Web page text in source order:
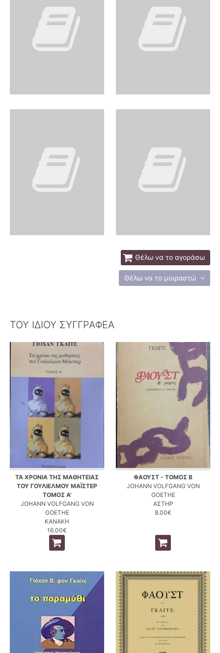
Θέλω να το αγοράσω
Θέλω να το μοιραστώ
ΤΟΥ ΙΔΙΟΥ ΣΥΓΓΡΑΦΕΑ
ΤΑ ΧΡΟΝΙΑ ΤΗΣ ΜΑΘΗΤΕΙΑΣ
ΤΟΥ ΓΟΥΛΙΕΛΜΟΥ ΜΑΪΣΤΕΡ
ΤΟΜΟΣ Α'
JOHANN VOLFGANG VON
GOETHE
ΚΑΝΑΚΗ
16.00€
ΦΑΟΥΣΤ - ΤΟΜΟΣ Β
JOHANN VOLFGANG VON
GOETHE
ΑΣΤΗΡ
8.00€